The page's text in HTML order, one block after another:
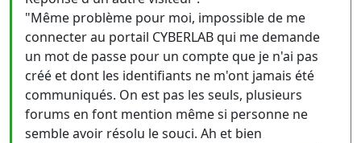
"Même problème pour moi, impossible de me
connecter au portail CYBERLAB qui me demande
un mot de passe pour un compte que je n'ai pas
créé et dont les identifiants ne m'ont jamais été
communiqués. On est pas les seuls, plusieurs
forums en font mention même si personne ne
semble avoir résolu le souci. Ah et bien